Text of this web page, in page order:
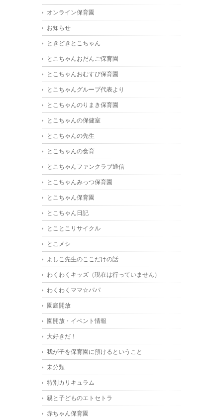
オンライン保育園
お知らせ
ときどきとこちゃん
とこちゃんおだんご保育園
とこちゃんおむすび保育園
とこちゃんグループ代表より
とこちゃんのりまき保育園
とこちゃんの保健室
とこちゃんの先生
とこちゃんの食育
とこちゃんファンクラブ通信
とこちゃんみっつ保育園
とこちゃん保育園
とこちゃん日記
とことこリサイクル
とこメシ
よしこ先生のここだけの話
わくわくキッズ（現在は行っていません）
わくわくママ☆パパ
園庭開放
園開放・イベント情報
大好きだ！
我が子を保育園に預けるということ
未分類
特別カリキュラム
親と子どものエトセトラ
赤ちゃん保育園